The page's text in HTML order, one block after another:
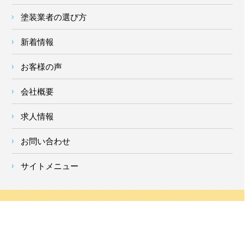
塗装業者の選び方
新着情報
お客様の声
会社概要
求人情報
お問い合わせ
サイトメニュー